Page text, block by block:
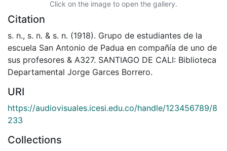
Click on the image to open the gallery.
Citation
s. n., s. n. & s. n. (1918). Grupo de estudiantes de la
escuela San Antonio de Padua en compañía de uno de
sus profesores & A327. SANTIAGO DE CALI: Biblioteca
Departamental Jorge Garces Borrero.
URI
https://audiovisuales.icesi.edu.co/handle/123456789/8
233
Collections